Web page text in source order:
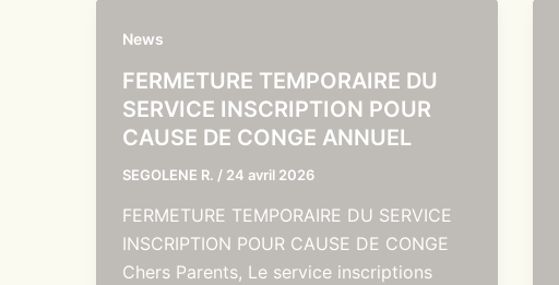
News
FERMETURE TEMPORAIRE DU
SERVICE INSCRIPTION POUR
CAUSE DE CONGE ANNUEL
SEGOLENE R. / 24 avril 2026
FERMETURE TEMPORAIRE DU SERVICE
INSCRIPTION POUR CAUSE DE CONGE
Chers Parents, Le service inscriptions